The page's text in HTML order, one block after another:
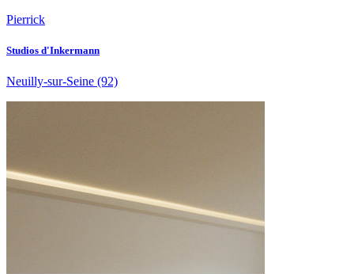
Pierrick
Studios d'Inkermann
Neuilly-sur-Seine (92)